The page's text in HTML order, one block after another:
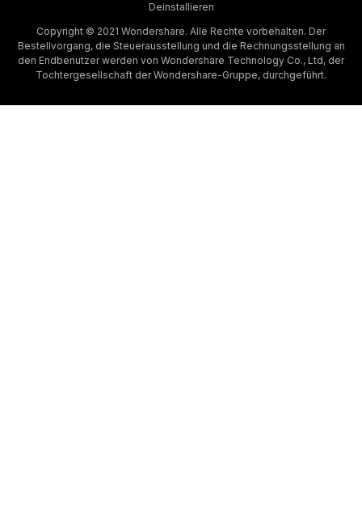
Deinstallieren
Copyright © 2021 Wondershare. Alle Rechte vorbehalten. Der
Bestellvorgang, die Steuerausstellung und die Rechnungsstellung an
den Endbenutzer werden von Wondershare Technology Co., Ltd, der
Tochtergesellschaft der Wondershare-Gruppe, durchgeführt.